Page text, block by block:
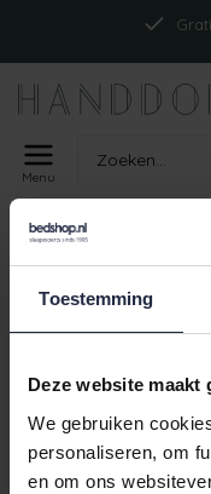
Toestemming
Deze website maakt
We gebruiken
personaliseren, om
en om ons
Menu
Home
PRODUCTEN
ISM-CO015-429
Geen producten